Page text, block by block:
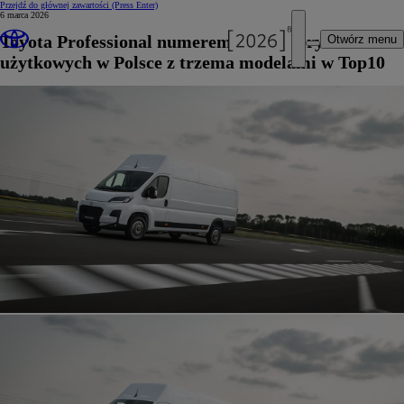
Przejdź do głównej zawartości (Press Enter)
Otwórz menu
6 marca 2026
Toyota Professional numerem jeden na rynku aut
użytkowych w Polsce z trzema modelami w Top10